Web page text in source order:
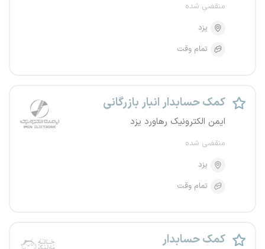
منقضی شده
یزد
تمام وقت
کمک حسابدار انبار بازرگانی
ایمن الکترونیک رهاورد یزد
منقضی شده
یزد
تمام وقت
کمک حسابدار